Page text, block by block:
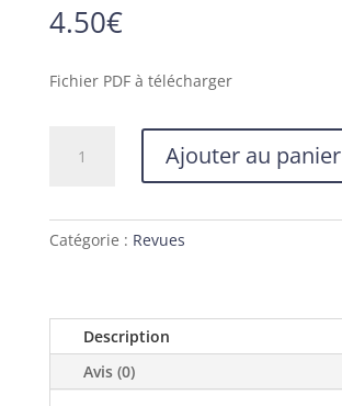
4.50€
Fichier PDF à télécharger
Ajouter au panier
Catégorie : Revues
Description
Avis (0)